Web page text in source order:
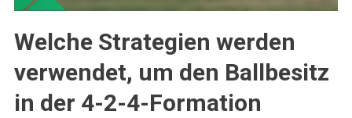
Welche Strategien werden
verwendet, um den Ballbesitz
in der 4-2-4-Formation